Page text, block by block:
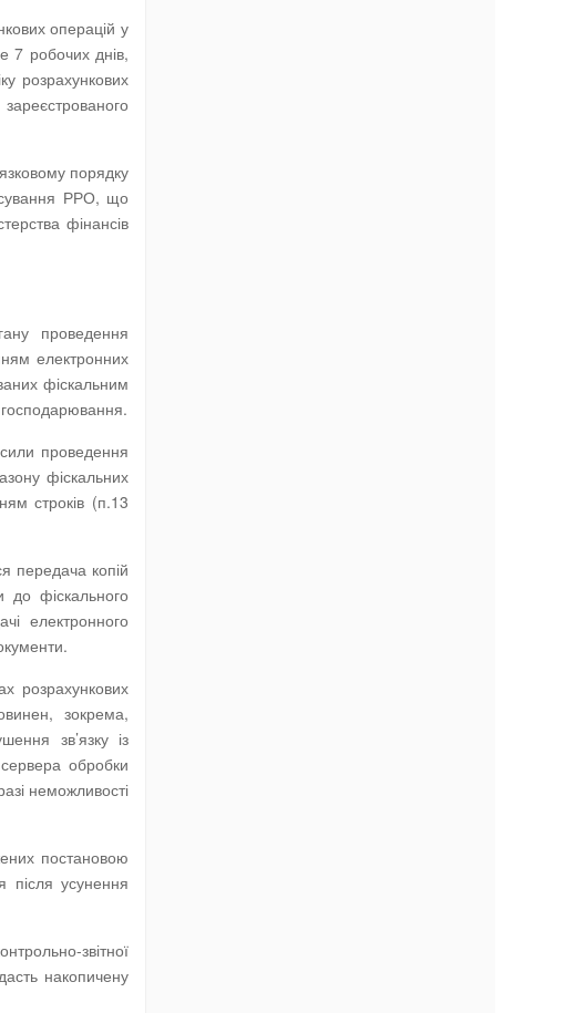
операцій у
7 робочих днів,
розрахункових
порядку
РРО, що
фінансів
проведення
електронних
фіскальним
проведення
фіскальних
строків (п.13
передача копій
фіскального
електронного
розрахункових
зокрема,
зв’язку із
обробки
неможливості
постановою
після усунення
звітної
накопичену